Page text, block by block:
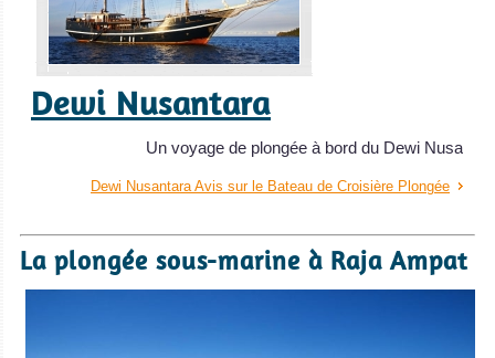
Dewi Nusantara
Un voyage de plongée à bord du Dewi Nusa
Dewi Nusantara Avis sur le Bateau de Croisière Plongée
La plongée sous-marine à Raja Ampat